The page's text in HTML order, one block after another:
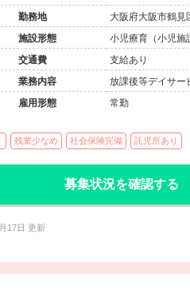
勤務地
大阪府大阪市鶴見
施設形態
小児療育（小児施
交通費
支給あり
業務内容
放課後等デイサー
雇用形態
常勤
残業少なめ 社会保険完備 託児所あり
募集状況を確認する
17日 更新